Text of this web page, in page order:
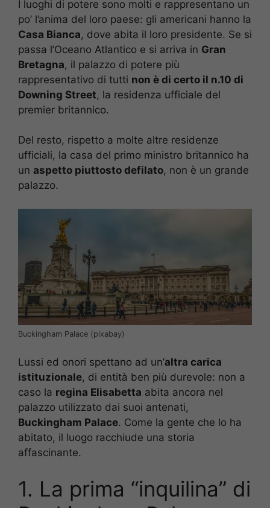
I luoghi di potere sono molti e rappresentano un
po’ l’anima del loro paese: gli americani hanno la
Casa Bianca, dove abita il loro presidente. Se si
passa l’Oceano Atlantico e si arriva in Gran
Bretagna, il palazzo di potere più
rappresentativo di tutti non è di certo il n.10 di
Downing Street, la residenza ufficiale del
premier britannico.
Del resto, rispetto a molte altre residenze
ufficiali, la casa del primo ministro britannico ha
un aspetto piuttosto defilato, non è un grande
palazzo.
Buckingham Palace (pixabay)
Lussi ed onori spettano ad un’altra carica
istituzionale, di entità ben più durevole: non a
caso la regina Elisabetta abita ancora nel
palazzo utilizzato dai suoi antenati,
Buckingham Palace. Come la gente che lo ha
abitato, il luogo racchiude una storia
affascinante.
1. La prima “inquilina” di